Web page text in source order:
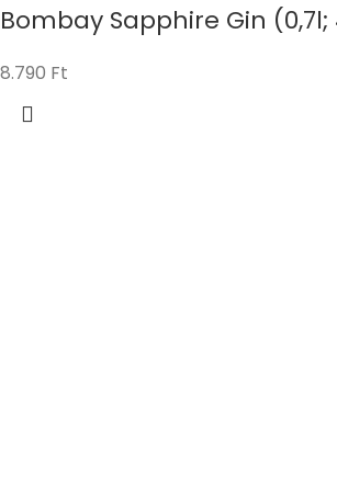
Bombay Sapphire Gin (0,7l;
8.790 Ft